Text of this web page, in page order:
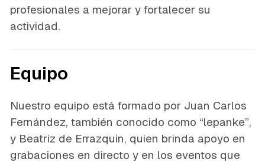
profesionales a mejorar y fortalecer su
actividad.
Equipo
Nuestro equipo está formado por Juan Carlos
Fernández, también conocido como “lepanke”,
y Beatriz de Errazquin, quien brinda apoyo en
grabaciones en directo y en los eventos que